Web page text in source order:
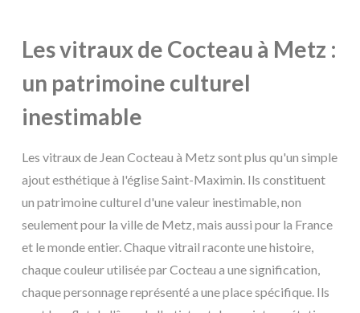
Les vitraux de Cocteau à Metz :
un patrimoine culturel
inestimable
Les vitraux de Jean Cocteau à Metz sont plus qu'un simple
ajout esthétique à l'église Saint-Maximin. Ils constituent
un patrimoine culturel d'une valeur inestimable, non
seulement pour la ville de Metz, mais aussi pour la France
et le monde entier. Chaque vitrail raconte une histoire,
chaque couleur utilisée par Cocteau a une signification,
chaque personnage représenté a une place spécifique. Ils